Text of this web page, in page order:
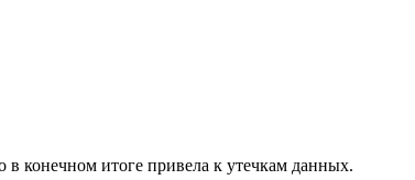
в конечном итоге привела к утечкам данных.